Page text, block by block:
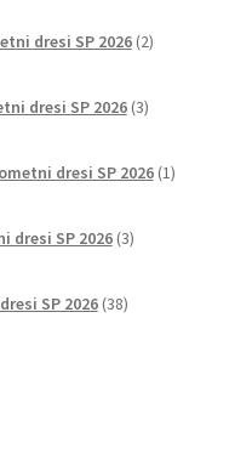
dresi SP 2026 2izdelka
dresi SP 2026 3izdelki
dresi SP 2026 1izdelek
dresi SP 2026 3izdelki
SP 2026 38izdelkov